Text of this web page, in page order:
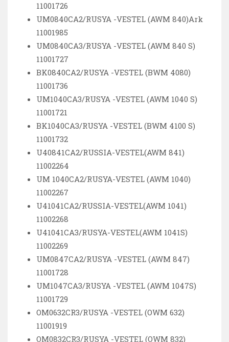
11001726
UM0840CA2/RUSYA -VESTEL (AWM 840)Ark
11001985
UM0840CA3/RUSYA -VESTEL (AWM 840 S)
11001727
BK0840CA2/RUSYA -VESTEL (BWM 4080)
11001736
UM1040CA3/RUSYA -VESTEL (AWM 1040 S)
11001721
BK1040CA3/RUSYA -VESTEL (BWM 4100 S)
11001732
U40841CA2/RUSSIA-VESTEL(AWM 841)
11002264
UM 1040CA2/RUSYA-VESTEL (AWM 1040)
11002267
U41041CA2/RUSSIA-VESTEL(AWM 1041)
11002268
U41041CA3/RUSYA-VESTEL(AWM 1041S)
11002269
UM0847CA2/RUSYA -VESTEL (AWM 847)
11001728
UM1047CA3/RUSYA -VESTEL (AWM 1047S)
11001729
OM0632CR3/RUSYA -VESTEL (OWM 632)
11001919
OM0832CR3/RUSYA -VESTEL (OWM 832)